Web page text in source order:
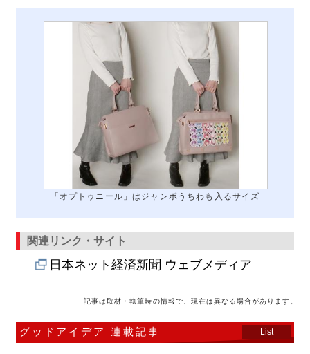
「オプトゥニール」はジャンボうちわも入るサイズ
関連リンク・サイト
日本ネット経済新聞 ウェブメディア
記事は取材・執筆時の情報で、現在は異なる場合があります。
グッドアイデア 連載記事 List